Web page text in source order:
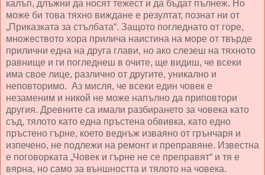
калъп, длъжни да носят тежест и да бъдат пълнеж. Но
може би това тяхно виждане е резултат, познат ни от
„Приказката за стълбата“. Защото погледнато от горе,
множеството хора прилича наистина на море от твърде
прилични една на друга глави, но ако слезеш на тяхното
равнище и ги погледнеш в очите, ще видиш, че всеки
има свое лице, различно от другите, уникално и
неповторимо. Аз мисля, че всеки един човек е
незаменим и никой не може напълно да приповтори
другия. Древните са имали разбирането за човека като
съд, тялото като една пръстена обвивка, като едно
пръстено гърне, което веднъж изваяно от грънчаря и
изпечено, не подлежи на ремонт и преправяне. Известна
е поговорката „Човек и гърне не се преправят“ и тя е
вярна, но само за външността и тялото на човека.